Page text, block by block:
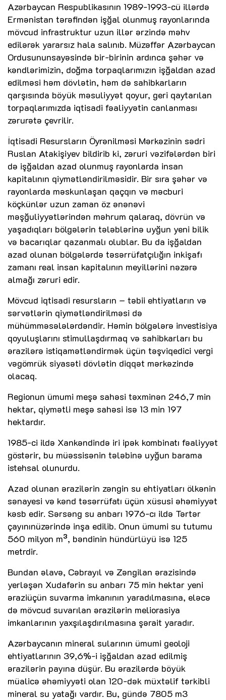
Azərbaycan Respublikasının 1989-1993-cü illərdə
Ermənistan tərəfindən işğal olunmuş rayonlarında
mövcud infrastruktur uzun illər ərzində məhv
edilərək yararsız hala salınıb. Müzəffər Azərbaycan
Ordusununsayəsində bir-birinin ardınca şəhər və
kəndlərimizin, doğma torpaqlarımızın işğaldan azad
edilməsi həm dövlətin, həm də sahibkarların
qarşısında böyük məsuliyyət qoyur, geri qaytarılan
torpaqlarımızda iqtisadi fəaliyyətin canlanması
zərurətə çevrilir.
İqtisadi Resursların Öyrənilməsi Mərkəzinin sədri
Ruslan Atakişiyev bildirib ki, zəruri vəzifələrdən biri
də işğaldan azad olunmuş rayonlarda insan
kapitalının qiymətləndirilməsidir. Bir sıra şəhər və
rayonlarda məskunlaşan qaçqın və məcburi
köçkünlər uzun zaman öz ənənəvi
məşğuliyyətlərindən məhrum qalaraq, dövrün və
yaşadıqları bölgələrin tələblərinə uyğun yeni bilik
və bacarıqlar qazanmalı olublar. Bu da işğaldan
azad olunan bölgələrdə təsərrüfatçılığın inkişafı
zamanı real insan kapitalının meyillərini nəzərə
almağı zəruri edir.
Mövcud iqtisadi resursların – təbii ehtiyatların və
sərvətlərin qiymətləndirilməsi də
mühümməsələlərdəndir. Həmin bölgələrə investisiya
qoyuluşlarını stimullaşdırmaq və sahibkarları bu
ərazilərə istiqamətləndirmək üçün təşviqedici vergi
vəgömrük siyasəti dövlətin diqqət mərkəzində
olacaq.
Regionun ümumi meşə sahəsi təxminən 246,7 min
hektar, qiymətli meşə sahəsi isə 13 min 197
hektardır.
1985-ci ildə Xankəndində iri ipək kombinatı fəaliyyət
göstərir, bu müəssisənin tələbinə uyğun barama
istehsal olunurdu.
Azad olunan ərazilərin zəngin su ehtiyatları ölkənin
sənayesi və kənd təsərrüfatı üçün xüsusi əhəmiyyət
kəsb edir. Sərsəng su anbarı 1976-cı ildə Tərtər
çayınınüzərində inşa edilib. Onun ümumi su tutumu
560 milyon m³, bəndinin hündürlüyü isə 125
metrdir.
Bundan əlavə, Cəbrayıl və Zəngilan ərazisində
yerləşən Xudafərin su anbarı 75 min hektar yeni
əraziüçün suvarma imkanının yaradılmasına, eləcə
də mövcud suvarılan ərazilərin meliorasiya
imkanlarının yaxşılaşdırılmasına şərait yaradır.
Azərbaycanın mineral sularının ümumi geoloji
ehtiyatlarının 39,6%-i işğaldan azad edilmiş
ərazilərin payına düşür. Bu ərazilərdə böyük
müalicə əhəmiyyəti olan 120-dək müxtəlif tərkibli
mineral su yatağı vardır. Bu, gündə 7805 m3